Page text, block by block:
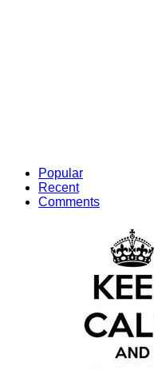
Popular
Recent
Comments